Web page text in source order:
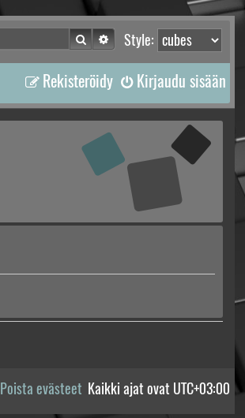
Style:
Etsi Tarkennettu haku
Kirjaudu sisään
Rekisteröidy
Kaikki ajat ovat UTC+03:00
Poista evästeet